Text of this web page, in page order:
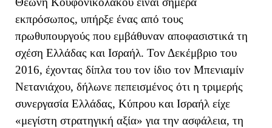
εκπρόσωπος, υπήρξε ένας από τους
πρωθυπουργούς που εμβάθυναν αποφασιστικά τη
σχέση Ελλάδας και Ισραήλ. Τον Δεκέμβριο του
2016, έχοντας δίπλα του τον ίδιο τον Μπενιαμίν
Νετανιάχου, δήλωνε πεπεισμένος ότι η τριμερής
συνεργασία Ελλάδας, Κύπρου και Ισραήλ είχε
«μεγίστη στρατηγική αξία» για την ασφάλεια, τη